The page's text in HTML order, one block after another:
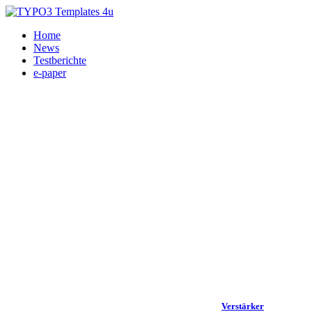
Home
News
Testberichte
e-paper
Verstärker